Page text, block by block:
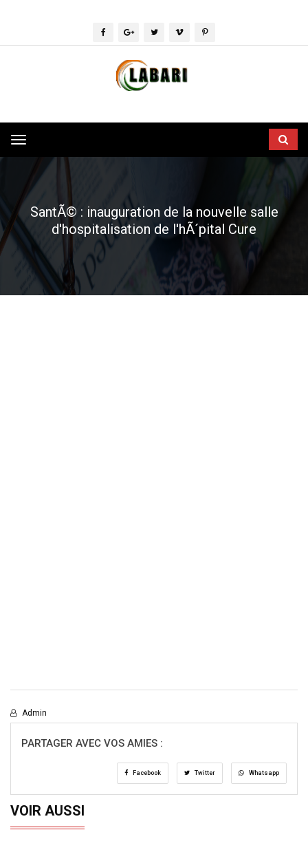
Toggle
navigation
SantÃ© : inauguration de la nouvelle salle
d'hospitalisation de l'hÃ´pital Cure
Admin
PARTAGER AVEC VOS AMIES :
Facebook Twitter Whatsapp
VOIR AUSSI